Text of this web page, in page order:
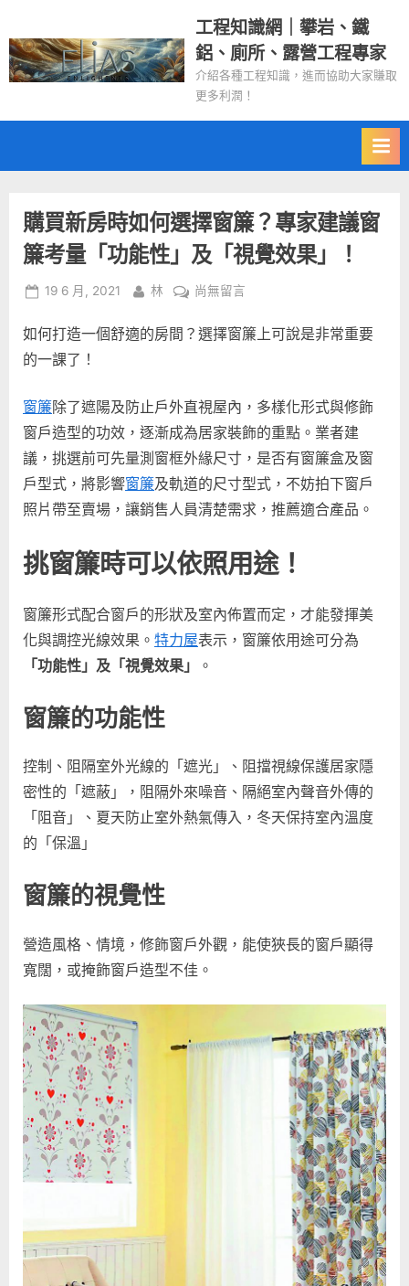
to
content
工程知識網｜攀岩、鐵
鋁、廁所、露營工程專家
介紹各種工程知識，進而協助大家賺取
更多利潤！
購買新房時如何選擇窗簾？專家建議窗
簾考量「功能性」及「視覺效果」！
Posted
19 6 月, 2021 By
林
在
買
如
何
選
擇
窗
簾？
家
議
窗
簾
考
及
「視
覺
尚無留言
如何打造一個舒適的房間？選擇窗簾上可說是非常重要
的一課了！
窗簾除了遮陽及防止戶外直視屋內，多樣化形式與修飾
窗戶造型的功效，逐漸成為居家裝飾的重點。業者建
議，挑選前可先量測窗框外緣尺寸，是否有窗簾盒及窗
戶型式，將影響窗簾及軌道的尺寸型式，不妨拍下窗戶
照片帶至賣場，讓銷售人員清楚需求，推薦適合產品。
挑窗簾時可以依照用途！
窗簾形式配合窗戶的形狀及室內佈置而定，才能發揮美
化與調控光線效果。 特力屋表示，窗簾依用途可分為
「功能性」及「視覺效果」
。
窗簾的功能性
控制、阻隔室外光線的「遮光」、阻擋視線保護居家隱
密性的「遮蔽」，阻隔外來噪音、隔絕室內聲音外傳的
「阻音」、夏天防止室外熱氣傳入，冬天保持室內溫度
的「保溫」
窗簾的視覺性
營造風格、情境，修飾窗戶外觀，能使狹長的窗戶顯得
寬闊，或掩飾窗戶造型不佳。